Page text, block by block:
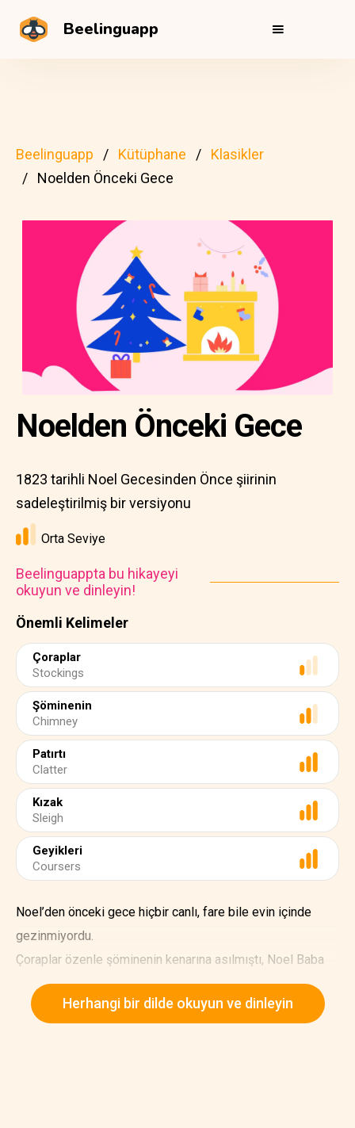
Beelinguapp
Beelinguapp Kütüphane
Klasikler
Noelden Önceki Gece
Önemli Kelimeler
Çoraplar
Stockings
Şöminenin
Chimney
Patırtı
Clatter
Kızak
Sleigh
Geyikleri
Coursers
Noelden Önceki Gece
1823 tarihli Noel Gecesinden Önce şiirinin
sadeleştirilmiş bir versiyonu
Orta Seviye
Beelinguappta bu hikayeyi
okuyun ve dinleyin!
Noel’den önceki gece hiçbir canlı, fare bile evin içinde
gezinmiyordu.
Çoraplar özenle şöminenin kenarına asılmıştı, Noel Baba
yakında gelirse diye.
Herhangi bir dilde okuyun ve dinleyin